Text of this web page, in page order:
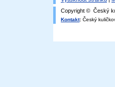
Copyright © Český
Kontakt: Český